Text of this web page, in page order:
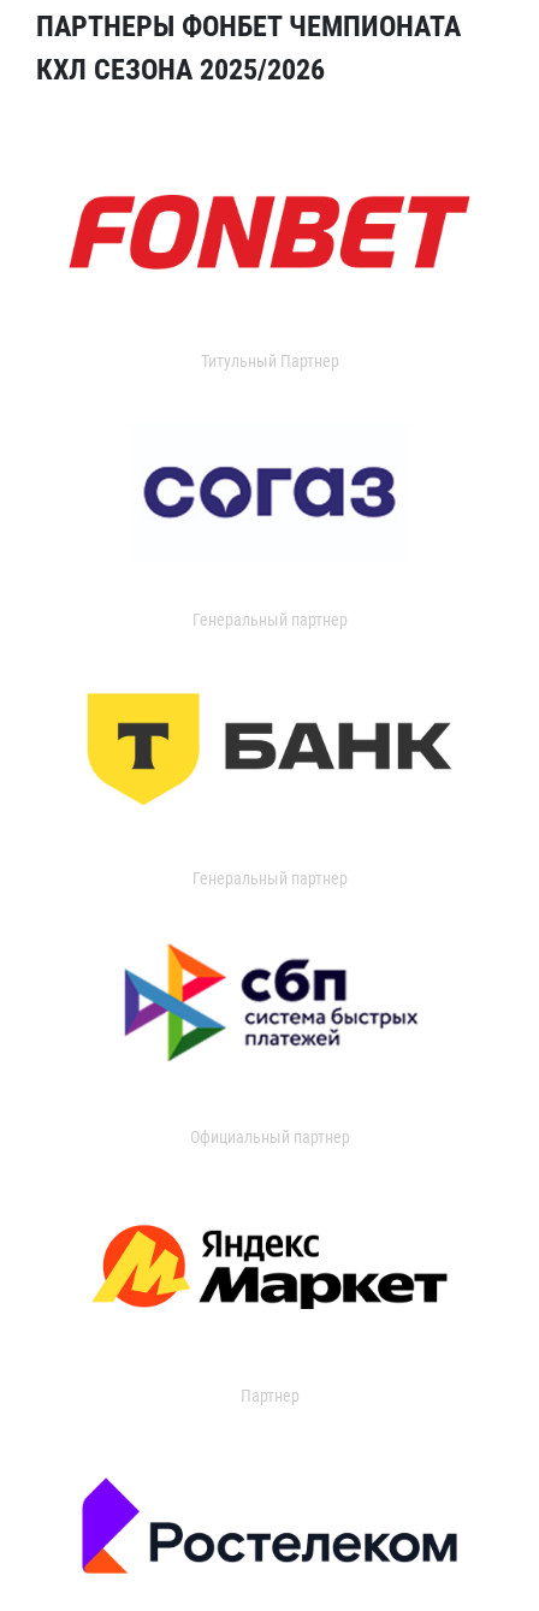
ПАРТНЕРЫ ФОНБЕТ ЧЕМПИОНАТА
КХЛ СЕЗОНА 2025/2026
Титульный Партнер
Генеральный партнер
Генеральный партнер
Официальный партнер
Партнер